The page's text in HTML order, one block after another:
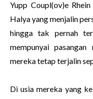
Yupp Coupl(ov)e
Halya yang menjalin
hingga tak pernah
mempunyai pasangan
mereka tetap terjalin
Di usia mereka yang